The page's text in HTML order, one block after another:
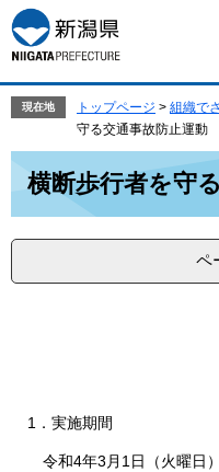
ー
ジ
の
で
ニ
ュ
ー
ば
本
文
現在地 トップページ > 組織で
守る交通事故防止運動
横断歩行者を守
ペ
1．実施期間
令和4年3月1日（火曜日